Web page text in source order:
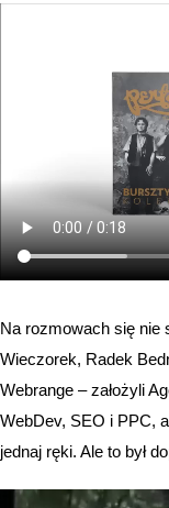
Na rozmowach się nie
Wieczorek, Radek
Webrange – założyli
WebDev, SEO i PPC,
jednaj ręki. Ale to był